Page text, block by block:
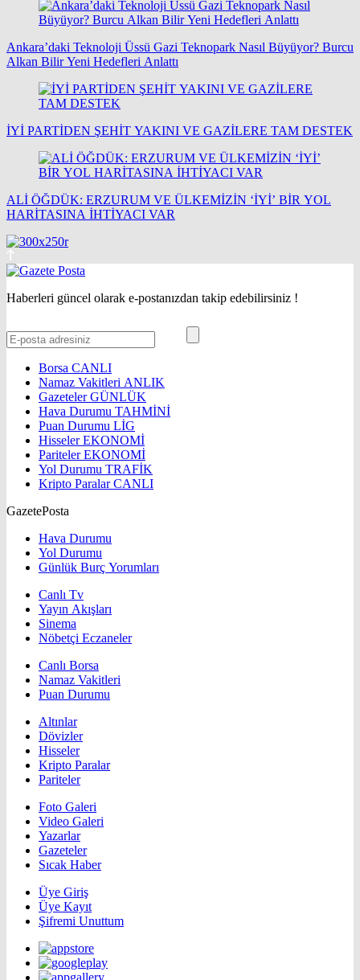
Ankara’daki Teknoloji Üssü Gazi Teknopark Nasıl Büyüyor? Burcu
Alkan Bilir Yeni Hedefleri Anlattı
İYİ PARTİDEN ŞEHİT YAKINI VE GAZİLERE TAM DESTEK
ALİ ÖĞDÜK: ERZURUM VE ÜLKEMİZİN ‘İYİ’ BİR YOL
HARİTASINA İHTİYACI VAR
Haberleri güncel olarak e-postanızdan takip edebilirsiniz !
Borsa CANLI
Namaz Vakitleri ANLIK
GazetelerGÜNLÜK
Hava Durumu TAHMİNİ
Puan Durumu LİG
HisselerEKONOMİ
ParitelerEKONOMİ
Yol Durumu TRAFİK
Kripto ParalarCANLI
GazetePosta
Hava Durumu
Yol Durumu
Günlük Burç Yorumları
Canlı Tv
Yayın Akışları
Sinema
Nöbetçi Eczaneler
Canlı Borsa
Namaz Vakitleri
Puan Durumu
Altınlar
Dövizler
Hisseler
Kripto Paralar
Pariteler
Foto Galeri
Video Galeri
Yazarlar
Gazeteler
Sıcak Haber
Üye Giriş
Üye Kayıt
Şifremi Unuttum